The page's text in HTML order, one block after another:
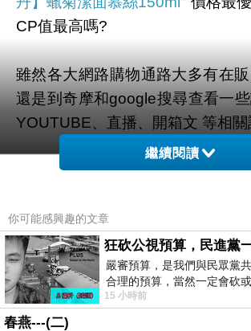
CP值最高嗎?
雖然各大網路購物通路大多有在
還是到奇摩和google搜尋查看一些
YOUTUBE、直播、開箱文 等相關
幫您整理出來在momo購物網最
有需要的網友們可以點擊下面按鈕
的優惠折扣喔！
繼續閱讀
你可能感興趣的文章
狂砍公視預算，民進黨
嚴審預算，是我們與民眾黨
合理的預算，當然一定會砍
要編列公視和Taiwan plus預
15 小時前
春燕---(二)